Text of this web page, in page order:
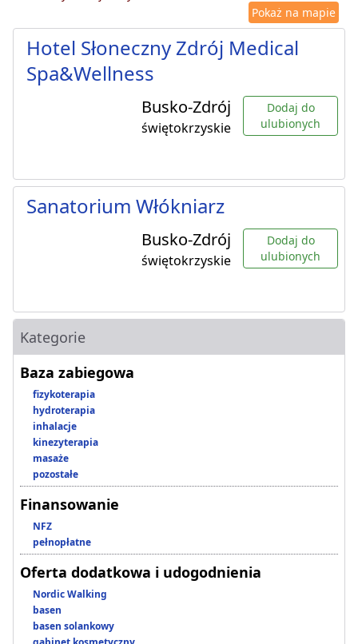
Pokaż na mapie
Hotel Słoneczny Zdrój Medical
Spa&Wellness
Busko-Zdrój
świętokrzyskie
Dodaj do
ulubionych
Sanatorium Włókniarz
Busko-Zdrój
świętokrzyskie
Dodaj do
ulubionych
Kategorie
Baza zabiegowa
fizykoterapia
hydroterapia
inhalacje
kinezyterapia
masaże
pozostałe
Finansowanie
NFZ
pełnopłatne
Oferta dodatkowa i udogodnienia
Nordic Walking
basen
basen solankowy